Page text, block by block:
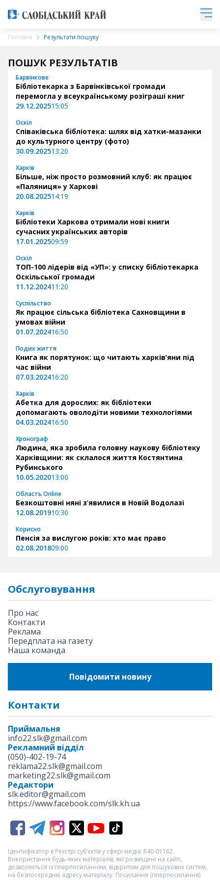
Головна Результати пошуку
ПОШУК РЕЗУЛЬТАТІВ
Барвінкове
Бібліотекарка з Барвінківської громади
перемогла у всеукраїнському розіграші книг
29.12.202515:05
Оскіл
Співаківська бібліотека: шлях від хатки-мазанки
до культурного центру (фото)
30.09.202513:20
Харків
Більше, ніж просто розмовний клуб: як працює
«Паляниця» у Харкові
20.08.202514:19
Харків
Бібліотеки Харкова отримали нові книги
сучасних українських авторів
17.01.202509:59
Оскіл
ТОП-100 лідерів від «УП»: у списку бібліотекарка
Оскільської громади
11.12.202411:20
Суспільство
Як працює сільська бібліотека Сахновщини в
умовах війни
01.07.202416:50
Подих життя
Книга як порятунок: що читають харків’яни під
час війни
07.03.202416:20
Харків
Абетка для дорослих: як бібліотеки
допомагають оволодіти новими технологіями
04.03.202416:50
Хронограф
Людина, яка зробила головну наукову бібліотеку
Харківщини: як склалося життя Костянтина
Рубинського
10.05.202013:00
Область Online
Безкоштовні няні з’явилися в Новій Водолазі
12.08.201910:30
Корисно
Пенсія за вислугою років: хто має право
02.08.201809:00
Обслуговування
Про нас
Контакти
Реклама
Передплата на газету
Наша команда
Повідомити новину
Контакти
Приймальня
info22.slk@gmail.com
Рекламний відділ
(050)-402-19-74
reklama22.slk@gmail.com
marketing22.slk@gmail.com
Редактори
slk.editor@gmail.com
https://www.facebook.com/slk.kh.ua
Ідентифікатор в Реєстрі суб’єктів у сфері медіа: R40-01162.
Використання будь-яких матеріалів, які розміщені на сайті,
дозволяється із гіперпосиланням, відкритим для пошукових систем,
на безпосередню адресу матеріалу. Посилання (гіперпосилання)